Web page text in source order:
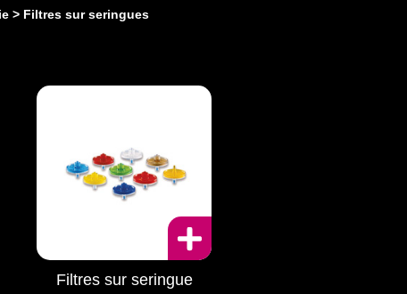
Filtres sur seringues
Filtres sur seringue